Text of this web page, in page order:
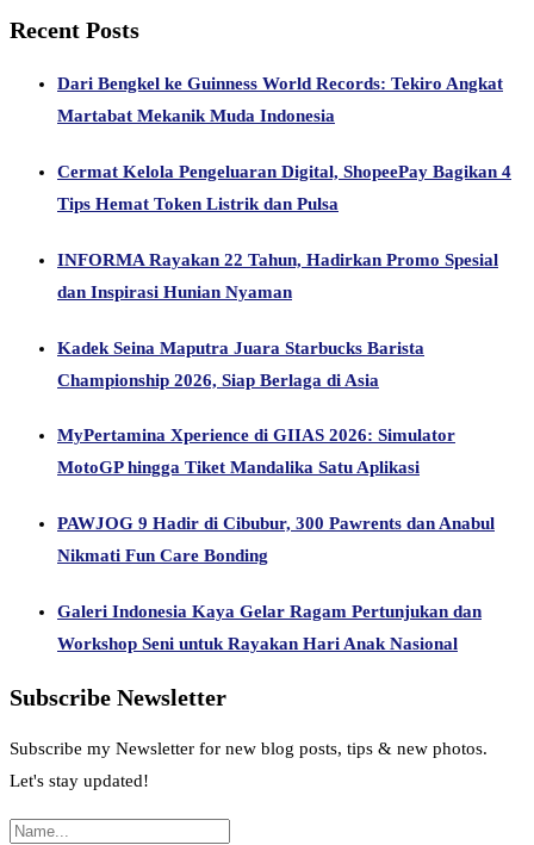
Recent Posts
Dari Bengkel ke Guinness World Records: Tekiro Angkat
Martabat Mekanik Muda Indonesia
Cermat Kelola Pengeluaran Digital, ShopeePay Bagikan 4
Tips Hemat Token Listrik dan Pulsa
INFORMA Rayakan 22 Tahun, Hadirkan Promo Spesial
dan Inspirasi Hunian Nyaman
Kadek Seina Maputra Juara Starbucks Barista
Championship 2026, Siap Berlaga di Asia
MyPertamina Xperience di GIIAS 2026: Simulator
MotoGP hingga Tiket Mandalika Satu Aplikasi
PAWJOG 9 Hadir di Cibubur, 300 Pawrents dan Anabul
Nikmati Fun Care Bonding
Galeri Indonesia Kaya Gelar Ragam Pertunjukan dan
Workshop Seni untuk Rayakan Hari Anak Nasional
Subscribe Newsletter
Subscribe my Newsletter for new blog posts, tips & new photos.
Let's stay updated!